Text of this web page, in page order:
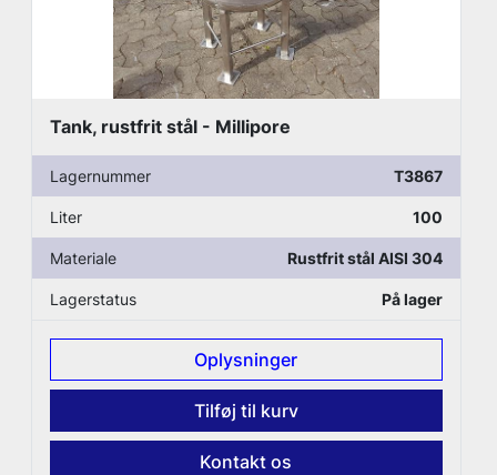
Tank, rustfrit stål - Millipore
Lagernummer T3867
Liter 100
Materiale Rustfrit stål AISI 304
Lagerstatus På lager
Oplysninger
Tilføj til kurv
Kontakt os